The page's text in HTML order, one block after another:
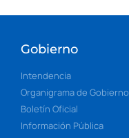
Gobierno
Intendencia
Organigrama de Gobierno
Boletín Oficial
Información Pública